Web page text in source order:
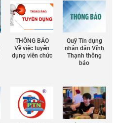
THÔNG BÁO
Về việc tuyển
dụng viên chức
Quỹ Tín dụng
nhân dân Vĩnh
Thạnh thông
báo